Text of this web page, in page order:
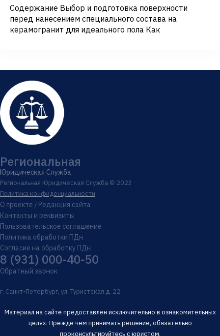
Содержание Выбор и подготовка поверхности
перед нанесением специального состава на
керамогранит для идеального пола Как
Региональная
Юридическая Служба
Региональная Юридическая Служба © 2023
Политика конфиденциальности
О проекте / Редакция сайта
Контакты и реквизиты
Пользовательское соглашение
Политика обработки ПДн
Согласие на обработку ПДн
8 (931) 000-40-50
Обратный звонок
г. Санкт-Петербург, ул. Туристская д. 22
Материал на сайте предоставлен исключительно в ознакомительных
целях. Прежде чем принимать решение, обязательно
проконсультируйтесь с юристом.